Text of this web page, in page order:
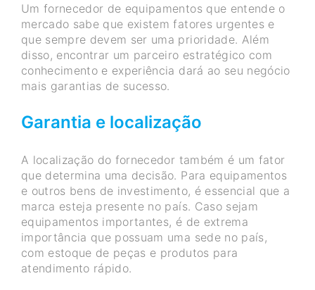
Um fornecedor de equipamentos que entende o
mercado sabe que existem fatores urgentes e
que sempre devem ser uma prioridade. Além
disso, encontrar um parceiro estratégico com
conhecimento e experiência dará ao seu negócio
mais garantias de sucesso.
Garantia e localização
A localização do fornecedor também é um fator
que determina uma decisão. Para equipamentos
e outros bens de investimento, é essencial que a
marca esteja presente no país. Caso sejam
equipamentos importantes, é de extrema
importância que possuam uma sede no país,
com estoque de peças e produtos para
atendimento rápido.